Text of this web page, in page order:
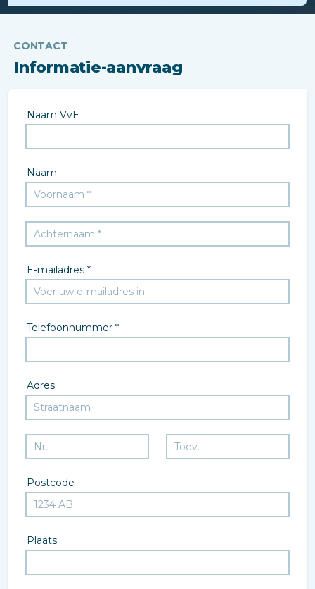
CONTACT
Informatie-aanvraag
Naam VvE
Naam
E-mailadres *
Telefoonnummer *
Adres
Postcode
Plaats